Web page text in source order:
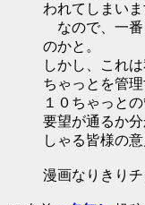
われてしまいま
なので、一番
のかと。
しかし、これ
ちゃっとを管
１０ちゃっと
要望が通るか
しゃる皆様の
漫画なりきり